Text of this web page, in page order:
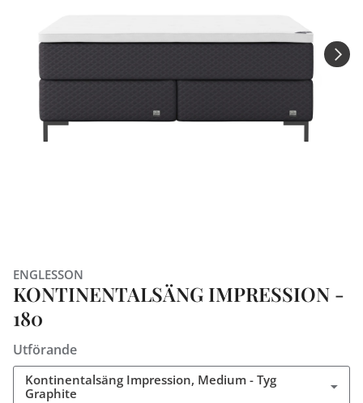
ENGLESSON
KONTINENTALSÄNG IMPRESSION -
180
Utförande
Kontinentalsäng Impression, Medium - Tyg
Graphite